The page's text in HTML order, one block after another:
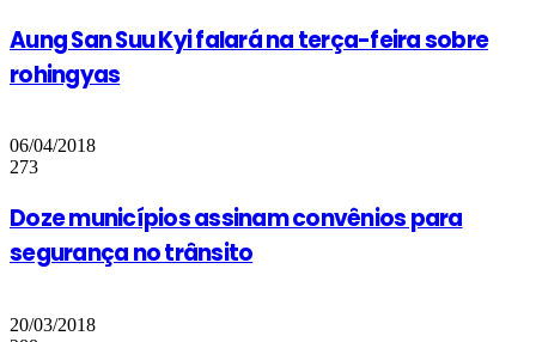
Aung San Suu Kyi falará na terça-feira sobre
rohingyas
06/04/2018
273
Doze municípios assinam convênios para
segurança no trânsito
20/03/2018